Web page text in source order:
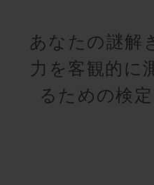
あなたの謎解
力を客観的に
るための検定